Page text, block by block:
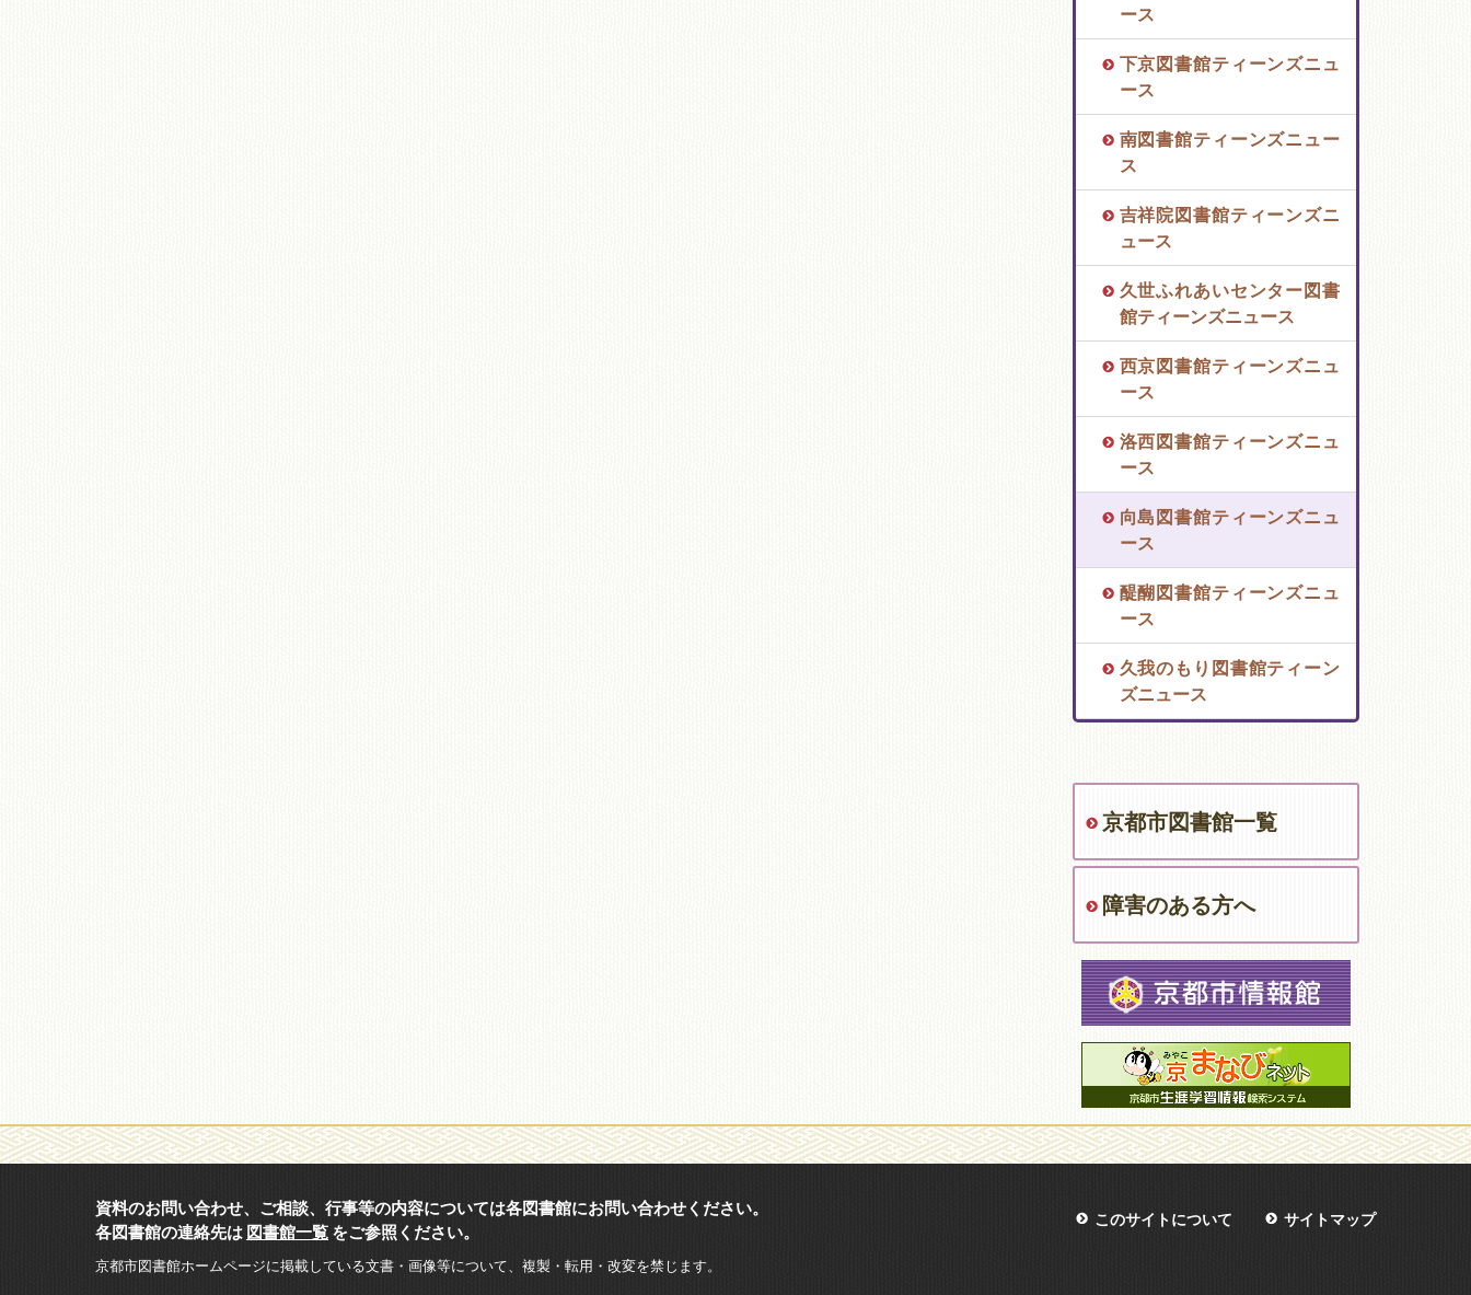
ース
下京図書館ティーンズニュ
ース
南図書館ティーンズニュー
ス
吉祥院図書館ティーンズニ
ュース
久世ふれあいセンター図書
館ティーンズニュース
西京図書館ティーンズニュ
ース
洛西図書館ティーンズニュ
ース
向島図書館ティーンズニュ
ース
醍醐図書館ティーンズニュ
ース
久我のもり図書館ティーン
ズニュース
京都市図書館一覧
障害のある方へ
このサイトについて サイトマップ
資料のお問い合わせ、ご相談、行事等の内容については各図書館にお問い合わせください。
各図書館の連絡先は 図書館一覧 をご参照ください。
京都市図書館ホームページに掲載している文書・画像等について、複製・転用・改変を禁じます。